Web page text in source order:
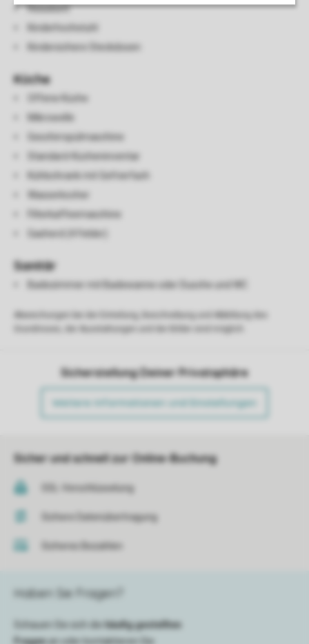
Reisebett
Kinderhochstuhl
Kindersichere Steckdosen
Küche
Offene Küche
Mikrowelle
Geschirrspülmaschine
Standard-Kücheninventar
Kühlschrank mit Gefrierfach
Wasserkocher
Filterkaffeemaschine
Gasherd (4 Felder)
Sanitär
Badezimmer mit Badewanne oder Dusche und WC
Sicherstellung Deiner Privatsphäre
Weitere Informationen und Einstellungen
Sicher und schnell zur Online-Buchung
SSL-Verschlüsselung
Sichere Datenübertragung
Sicheres Bezahlen
Haben Sie Fragen?
Schauen Sie sich die
häufig gestellten
Fragen an oder kontaktieren Sie